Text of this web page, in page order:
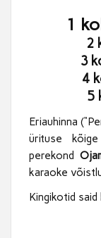
1
2
3
4
5
Eriauhinna
ürituse
perekond
karaoke
Kingikotid